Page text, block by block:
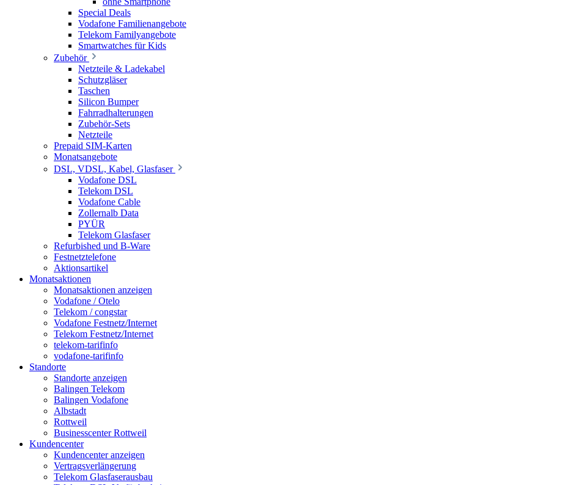
Special Deals
Vodafone Familienangebote
Telekom Familyangebote
Smartwatches für Kids
Zubehör
Netzteile & Ladekabel
Schutzgläser
Taschen
Silicon Bumper
Fahrradhalterungen
Zubehör-Sets
Netzteile
Prepaid SIM-Karten
Monatsangebote
DSL, VDSL, Kabel, Glasfaser
Vodafone DSL
Telekom DSL
Vodafone Cable
Zollernalb Data
PYÜR
Telekom Glasfaser
Refurbished und B-Ware
Festnetztelefone
Aktionsartikel
Monatsaktionen
Monatsaktionen anzeigen
Vodafone / Otelo
Telekom / congstar
Vodafone Festnetz/Internet
Telekom Festnetz/Internet
telekom-tarifinfo
vodafone-tarifinfo
Standorte
Standorte anzeigen
Balingen Telekom
Balingen Vodafone
Albstadt
Rottweil
Businesscenter Rottweil
Kundencenter
Kundencenter anzeigen
Vertragsverlängerung
Telekom Glasfaserausbau